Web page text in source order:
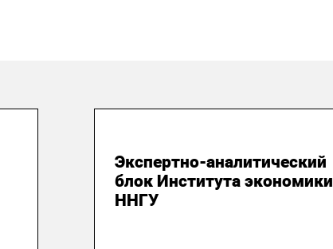
Экспертно-аналитический
блок Института экономики
ННГУ